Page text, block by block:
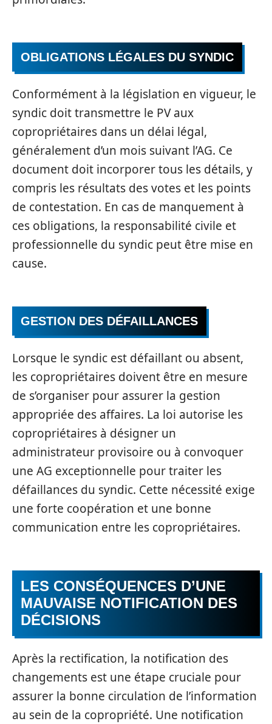
OBLIGATIONS LÉGALES DU SYNDIC
Conformément à la législation en vigueur, le
syndic doit transmettre le PV aux
copropriétaires dans un délai légal,
généralement d’un mois suivant l’AG. Ce
document doit incorporer tous les détails, y
compris les résultats des votes et les points
de contestation. En cas de manquement à
ces obligations, la responsabilité civile et
professionnelle du syndic peut être mise en
cause.
GESTION DES DÉFAILLANCES
Lorsque le syndic est défaillant ou absent,
les copropriétaires doivent être en mesure
de s’organiser pour assurer la gestion
appropriée des affaires. La loi autorise les
copropriétaires à désigner un
administrateur provisoire ou à convoquer
une AG exceptionnelle pour traiter les
défaillances du syndic. Cette nécessité exige
une forte coopération et une bonne
communication entre les copropriétaires.
LES CONSÉQUENCES D’UNE
MAUVAISE NOTIFICATION DES
DÉCISIONS
Après la rectification, la notification des
changements est une étape cruciale pour
assurer la bonne circulation de l’information
au sein de la copropriété. Une notification